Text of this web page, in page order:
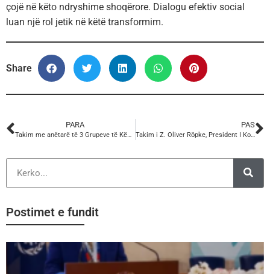
çojë në këto ndryshime shoqërore. Dialogu efektiv social
luan një rol jetik në këtë transformim.
Share
PARA PAS
Takim i Z. Oliver Röpke, President I Komitetit Europian Ekonomik e Social me anëtarët e Anëtarët Kandidatë të Zgjerimit
Postimet e fundit